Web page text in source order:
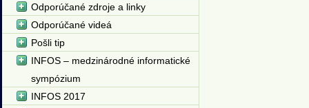
Odporúčané zdroje a linky
Odporúčané videá
Pošli tip
INFOS – medzinárodné informatické
sympózium
INFOS 2017